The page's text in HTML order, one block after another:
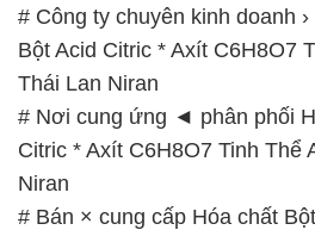
# Công ty chuyên kinh doanh
Bột Acid Citric * Axít C6H8O7
Thái Lan Niran
# Nơi cung ứng ◄ phân phối
Citric * Axít C6H8O7 Tinh Thể
Niran
# Bán × cung cấp Hóa chất